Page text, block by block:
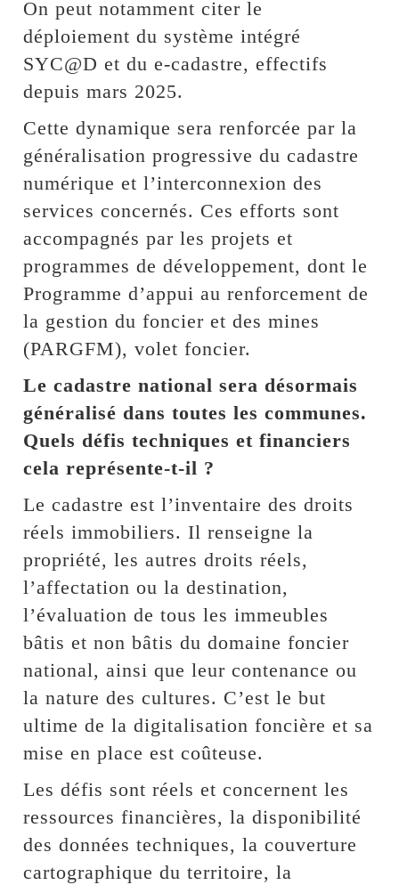
On peut notamment citer le
déploiement du système intégré
SYC@D et du e-cadastre, effectifs
depuis mars 2025.
Cette dynamique sera renforcée par la
généralisation progressive du cadastre
numérique et l’interconnexion des
services concernés. Ces efforts sont
accompagnés par les projets et
programmes de développement, dont le
Programme d’appui au renforcement de
la gestion du foncier et des mines
(PARGFM), volet foncier.
Le cadastre national sera désormais
généralisé dans toutes les communes.
Quels défis techniques et financiers
cela représente-t-il ?
Le cadastre est l’inventaire des droits
réels immobiliers. Il renseigne la
propriété, les autres droits réels,
l’affectation ou la destination,
l’évaluation de tous les immeubles
bâtis et non bâtis du domaine foncier
national, ainsi que leur contenance ou
la nature des cultures. C’est le but
ultime de la digitalisation foncière et sa
mise en place est coûteuse.
Les défis sont réels et concernent les
ressources financières, la disponibilité
des données techniques, la couverture
cartographique du territoire, la